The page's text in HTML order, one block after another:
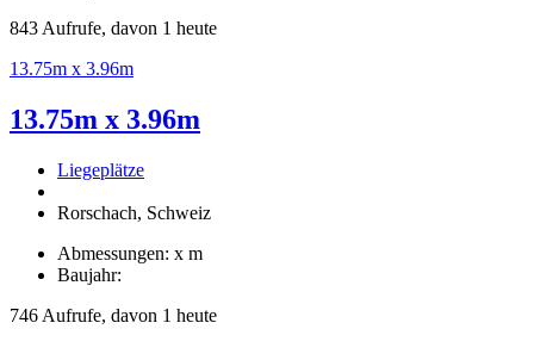
843 Aufrufe, davon 1 heute
13.75m x 3.96m
13.75m x 3.96m
Liegeplätze
Rorschach, Schweiz
Abmessungen: x m
Baujahr:
746 Aufrufe, davon 1 heute